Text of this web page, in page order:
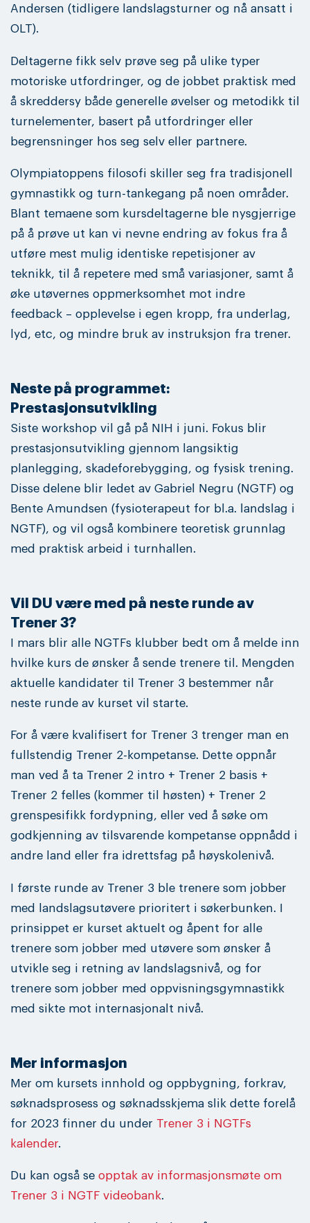
Andersen (tidligere landslagsturner og nå ansatt i
OLT).
Deltagerne fikk selv prøve seg på ulike typer
motoriske utfordringer, og de jobbet praktisk med
å skreddersy både generelle øvelser og metodikk til
turnelementer, basert på utfordringer eller
begrensninger hos seg selv eller partnere.
Olympiatoppens filosofi skiller seg fra tradisjonell
gymnastikk og turn-tankegang på noen områder.
Blant temaene som kursdeltagerne ble nysgjerrige
på å prøve ut kan vi nevne endring av fokus fra å
utføre mest mulig identiske repetisjoner av
teknikk, til å repetere med små variasjoner, samt å
øke utøvernes oppmerksomhet mot indre
feedback – opplevelse i egen kropp, fra underlag,
lyd, etc, og mindre bruk av instruksjon fra trener.
Neste på programmet:
Prestasjonsutvikling
Siste workshop vil gå på NIH i juni. Fokus blir
prestasjonsutvikling gjennom langsiktig
planlegging, skadeforebygging, og fysisk trening.
Disse delene blir ledet av Gabriel Negru (NGTF) og
Bente Amundsen (fysioterapeut for bl.a. landslag i
NGTF), og vil også kombinere teoretisk grunnlag
med praktisk arbeid i turnhallen.
Vil DU være med på neste runde av
Trener 3?
I mars blir alle NGTFs klubber bedt om å melde inn
hvilke kurs de ønsker å sende trenere til. Mengden
aktuelle kandidater til Trener 3 bestemmer når
neste runde av kurset vil starte.
For å være kvalifisert for Trener 3 trenger man en
fullstendig Trener 2-kompetanse. Dette oppnår
man ved å ta Trener 2 intro + Trener 2 basis +
Trener 2 felles (kommer til høsten) + Trener 2
grenspesifikk fordypning, eller ved å søke om
godkjenning av tilsvarende kompetanse oppnådd i
andre land eller fra idrettsfag på høyskolenivå.
I første runde av Trener 3 ble trenere som jobber
med landslagsutøvere prioritert i søkerbunken. I
prinsippet er kurset aktuelt og åpent for alle
trenere som jobber med utøvere som ønsker å
utvikle seg i retning av landslagsnivå, og for
trenere som jobber med oppvisningsgymnastikk
med sikte mot internasjonalt nivå.
Mer informasjon
Mer om kursets innhold og oppbygning, forkrav,
søknadsprosess og søknadsskjema slik dette forelå
for 2023 finner du under Trener 3 i NGTFs
kalender.
Du kan også se opptak av informasjonsmøte om
Trener 3 i NGTF videobank.